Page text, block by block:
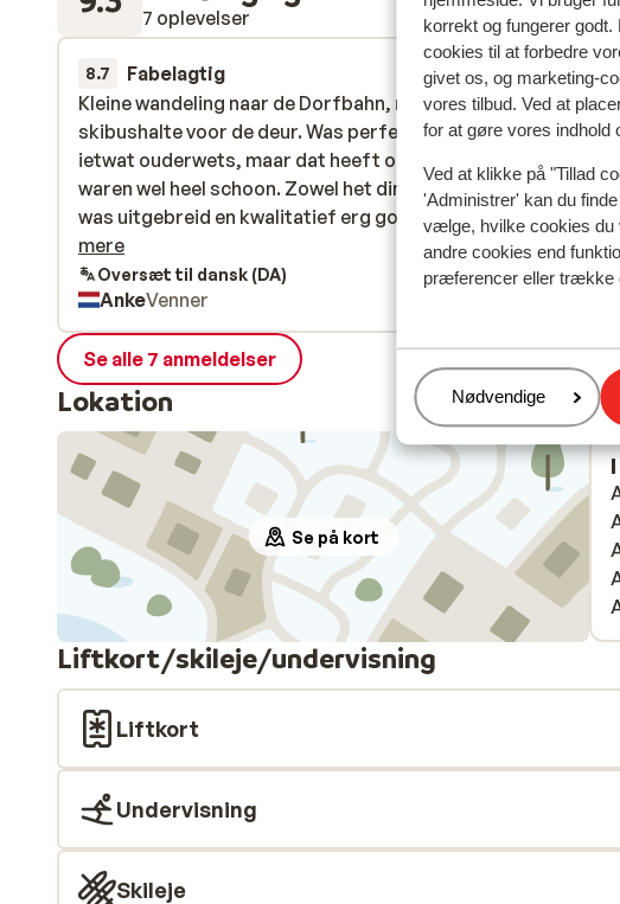
korrekt og fungerer
cookies til at forbedre
givet os, og marketing-
vores tilbud. Ved at
for at gøre vores indhold
Ved at klikke på "Tillad
'Administrer' kan du
vælge, hvilke cookies du
andre cookies end
præferencer eller trække
Administrer
Nødvendige
7 oplevelser
8.7 Fabelagtig
2. apr. 2026
Kleine wandeling naar de Dorfbahn, maar ook
skibushalte voor de deur. Was perfect. De kamers zijn
ietwat ouderwets, maar dat heeft ook z’n charme - ze
waren wel heel schoon. Zowel het diner als het ontbijt
was uitgebreid en kwalitatief erg goed. De service en
oprechte vriendelijkheid uitmuntend.
Kleine wandeling naar de Dorfbahn, maar ook
skibushalte voor de deur. Was perfect. De kamers zijn
ietwat ouderwets, maar dat heeft ook z’n charme - ze
waren wel heel schoon. Zowel het diner als het ontbijt
was uitgebreid en kwalitatief erg goed. De servic...
mere
Oversæt til dansk (DA)
AnkeVenner
Se alle 7 anmeldelser
Lokation
Se på kort
Liftkort/skileje/undervisning
Liftkort
Undervisning
Skileje